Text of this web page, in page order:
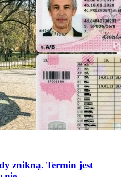
znikną. Termin jest